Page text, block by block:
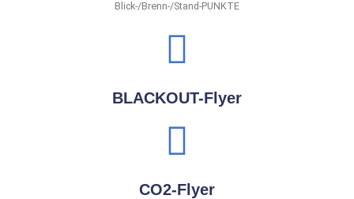
Blick-/Brenn-/Stand-PUNKTE
BLACKOUT-Flyer
CO2-Flyer